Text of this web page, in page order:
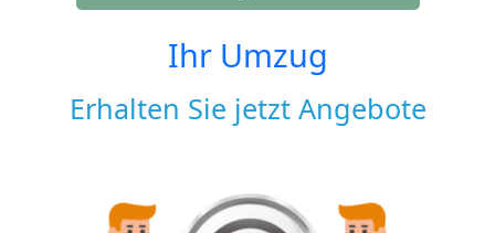
Ihr Umzug
Erhalten Sie jetzt Angebote